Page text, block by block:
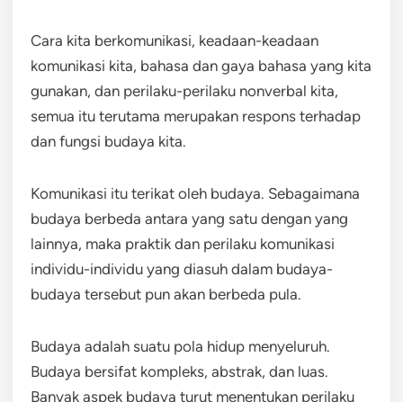
Cara kita berkomunikasi, keadaan-keadaan
komunikasi kita, bahasa dan gaya bahasa yang kita
gunakan, dan perilaku-perilaku nonverbal kita,
semua itu terutama merupakan respons terhadap
dan fungsi budaya kita.
Komunikasi itu terikat oleh budaya. Sebagaimana
budaya berbeda antara yang satu dengan yang
lainnya, maka praktik dan perilaku komunikasi
individu-individu yang diasuh dalam budaya-
budaya tersebut pun akan berbeda pula.
Budaya adalah suatu pola hidup menyeluruh.
Budaya bersifat kompleks, abstrak, dan luas.
Banyak aspek budaya turut menentukan perilaku